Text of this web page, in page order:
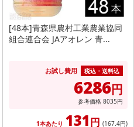
[48本]青森県農村工業農業協同
組合連合会 JAアオレン 青...
お試し費用 税込・送料込
6286円
参考価格 8035円
1本あたり 131円 (167.4円)